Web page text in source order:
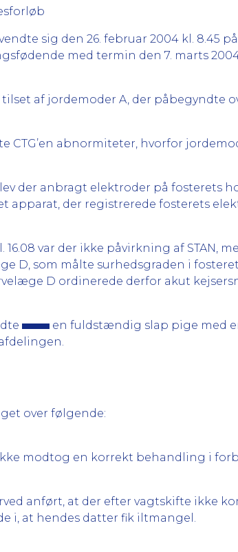
sig den 26. februar 2004 kl. 8.45
med termin den 7. marts
tilset af jordemoder A, der påbegyndte
CTG’en abnormiteter, hvorfor
der anbragt elektroder på fosterets
apparat, der registrerede fosterets
16.08 var der ikke påvirkning af STAN,
D, som målte surhedsgraden i
D ordinerede derfor akut
en fuldstændig slap pige med
over følgende:
modtog en korrekt behandling i
anført, at der efter vagtskifte ikke
i, at hendes datter fik iltmangel.